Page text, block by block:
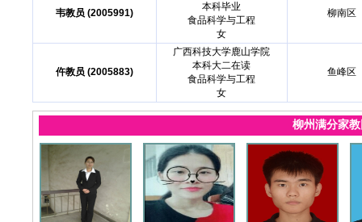
韦教员 (2005991)
本科毕业
食品科学与工程
女
柳南区
仵教员 (2005883)
广西科技大学鹿山学院
本科大二在读
食品科学与工程
女
鱼峰区
柳州满分家